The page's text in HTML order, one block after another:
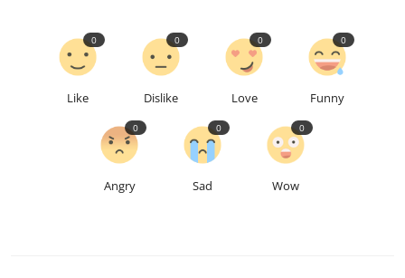
Like
0
Dislike
0
Love
0
Funny
0
Angry
0
Sad
0
Wow
0